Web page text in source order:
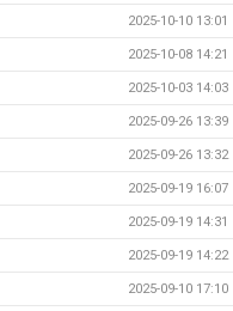
2025-10-10 13:01
2025-10-08 14:21
2025-10-03 14:03
2025-09-26 13:39
2025-09-26 13:32
2025-09-19 16:07
2025-09-19 14:31
2025-09-19 14:22
2025-09-10 17:10